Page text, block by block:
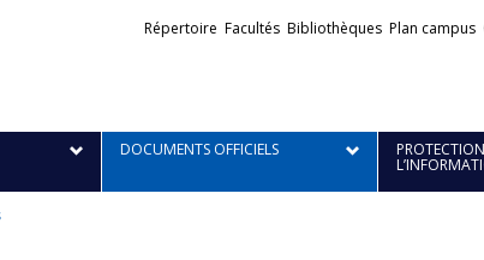
Liens
Répertoire Facultés Bibliothèques Plan campus
DOCUMENTS OFFICIELS